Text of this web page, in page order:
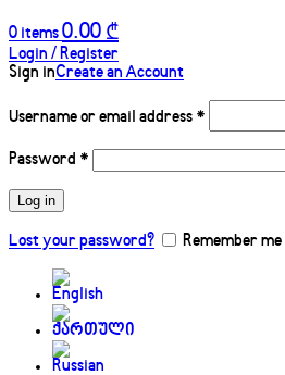
0 items0.00 ₾
Login / Register
Sign inCreate an Account
Username or email address *
Password *
Log in
Lost your password? Remember me